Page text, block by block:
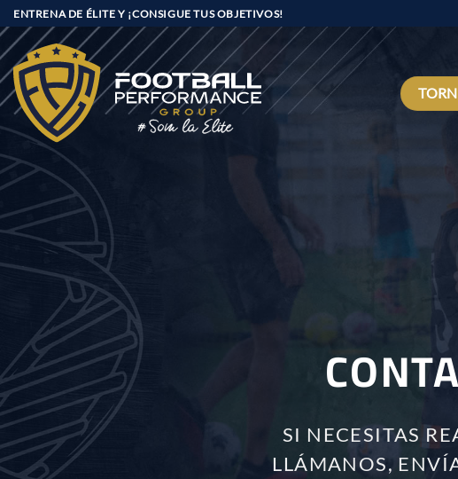
Saltar
al
contenido
ENTRENA DE ÉLITE Y ¡CONSIGUE TUS OBJETIVOS!
SI NECESITAS
LLÁMANOS,